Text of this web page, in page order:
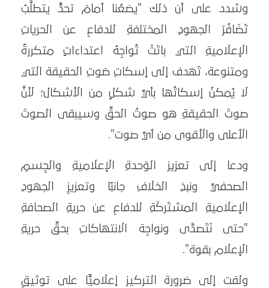
وشدد على أن ذلك "يضعُنا أمامَ تحدٍّ يتطلَّبُ
تَضَافُرَ الجهودِ المختلفةِ للدفاعِ عن الحرياتِ
الإعلاميةِ التي باتَتْ تُواجِهُ اعتداءاتٍ متكررةً
ومتنوعة، تَهدف إلى إسكاتِ صَوتِ الحقيقة التي
لا يُمكنُ إسكاتُها بأيِّ شكلٍ من الأشكال؛ لأنَّ
صوتَ الحقيقةِ هو صوتُ الحقِّ وسيبقى الصوتَ
الأعلى والأقوى من أيِّ صوت".
ودعا إلى تعزيز الوَحدةِ الإعلاميةِ والجِسمِ
الصحفيِّ ونبذِ الخلافِ جانبًا وتعزيزِ الجهودِ
الإعلاميةِ المشتَركَةِ للدفاعِ عن حريةِ الصحافةِ
"حتى نَتَصدَّى ونواجِهَ الانتهاكاتِ بحقِّ حريةِ
الإعلام بقوة".
ولفت إلى ضرورة التركيز إعلاميًّا على توثيقِ